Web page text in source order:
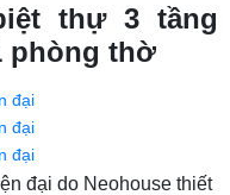
thự 3 tầng
phòng thờ
đại do Neohouse thiết